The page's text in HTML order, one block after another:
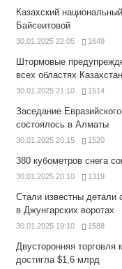
Казахский
Байсеитовой
30.01.2025 22:05 1649
Штормовые
всех областях
30.01.2025 21:10 1514
Заседание
состоялось в Алматы
30.01.2025 20:15 1520
380 кубометров снега
30.01.2025 20:10 1319
Стали известны
в Джунгарских воротах
30.01.2025 19:10 1588
Двусторонняя
достигла $1,6 млрд